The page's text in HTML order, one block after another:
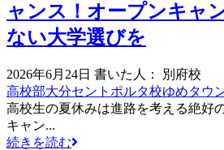
ャンス！オープンキャ
ない大学選びを
2026年6月24日 書いた人： 別府校
高校部大分セントポルタ校ゆめタウ
高校生の夏休みは進路を考える絶好
キャン...
続きを読む